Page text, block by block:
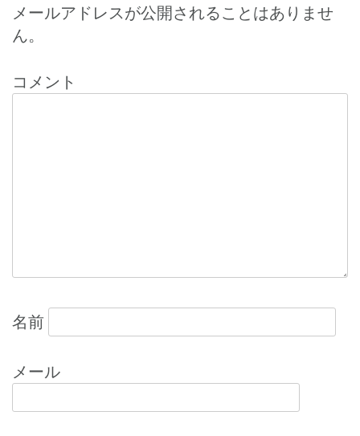
ナ
ビ
ゲ
メールアドレスが公開されることはありませ
ん。
コメント
名前
メール